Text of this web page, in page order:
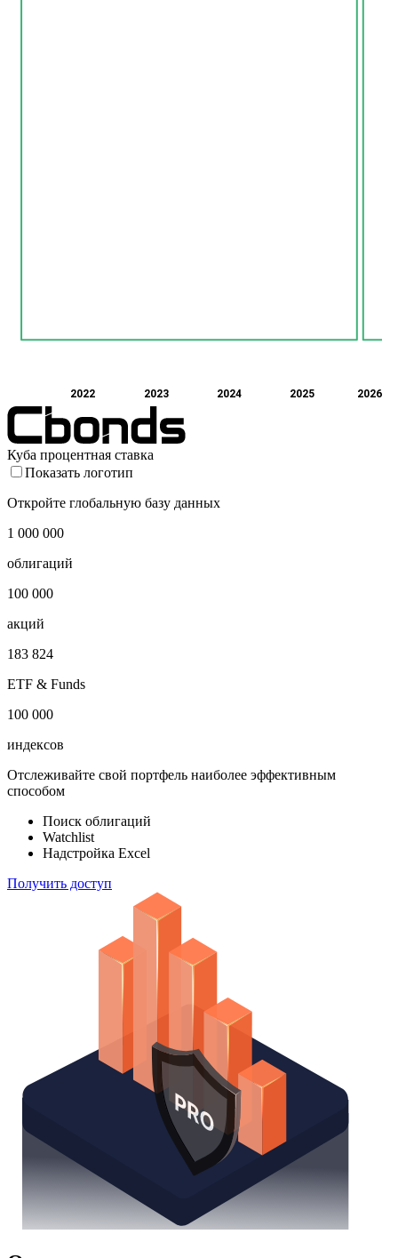
2022 2023 2024 2025 2026
Куба процентная ставка
Показать логотип
Откройте глобальную базу данных
1 000 000
облигаций
100 000
акций
183 824
ETF & Funds
100 000
индексов
Отслеживайте свой портфель наиболее эффективным
способом
Поиск облигаций
Watchlist
Надстройка Excel
Получить доступ